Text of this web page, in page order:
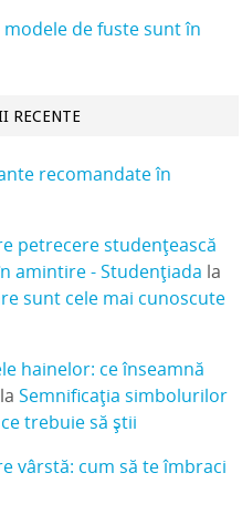
de fuste sunt în
RECENTE
recomandate în
petrecere studențească
amintire - Studențiada la
sunt cele mai cunoscute
hainelor: ce înseamnă
Semnificația simbolurilor
trebuie să știi
vârstă: cum să te îmbraci